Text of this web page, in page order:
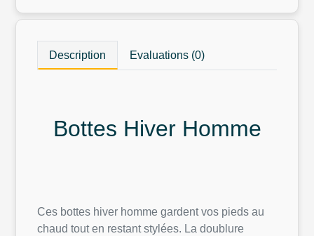
Description Evaluations (0)
Bottes Hiver Homme
Ces bottes hiver homme gardent vos pieds au
chaud tout en restant stylées. La doublure